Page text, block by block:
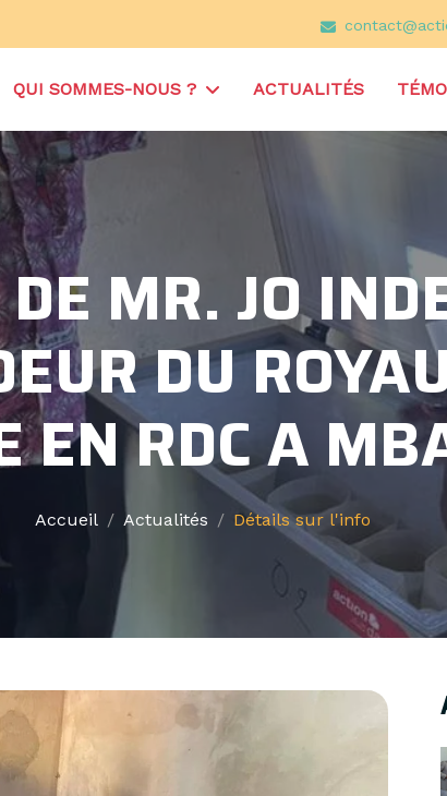
QUI SOMMES-NOUS ? ACTUALITÉS
MR. JO
DU
EN RDC A
Accueil Actualités Détails sur l'info